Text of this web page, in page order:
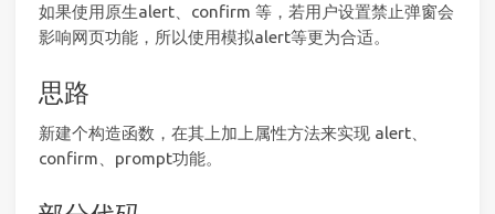
如果使用原生alert、confirm 等，若用户设置禁止弹窗会
影响网页功能，所以使用模拟alert等更为合适。
思路
新建个构造函数，在其上加上属性方法来实现 alert、
confirm、prompt功能。